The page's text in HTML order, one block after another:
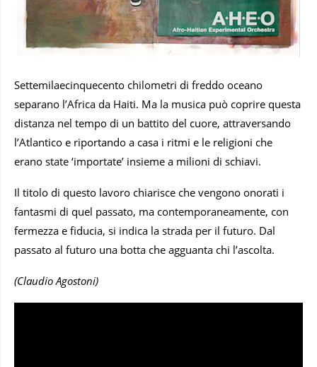
Settemilaecinquecento chilometri di freddo oceano
separano l’Africa da Haiti. Ma la musica può coprire questa
distanza nel tempo di un battito del cuore, attraversando
l’Atlantico e riportando a casa i ritmi e le religioni che
erano state ‘importate’ insieme a milioni di schiavi.
Il titolo di questo lavoro chiarisce che vengono onorati i
fantasmi di quel passato, ma contemporaneamente, con
fermezza e fiducia, si indica la strada per il futuro. Dal
passato al futuro una botta che agguanta chi l’ascolta.
(Claudio Agostoni)